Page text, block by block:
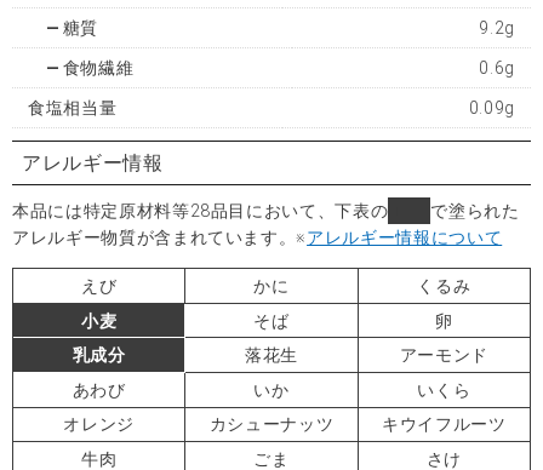
糖質 9.2g
食物繊維 0.6g
食塩相当量 0.09g
アレルギー情報
本品には特定原材料等28品目において、下表の
で塗られた
アレルギー物質が含まれています。※アレルギー情報について
えび かに
くるみ
小麦
そば
卵
乳成分
落花生
アーモンド
あわび
いか
いくら
オレンジ
カシューナッツ
キウイフルーツ
牛肉
ごま
さけ